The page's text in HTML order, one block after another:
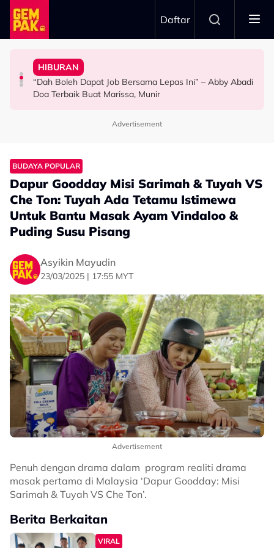
Skip to main content
Daftar
HIBURAN
Bawa Anak Ke Klinik, Syasya Rizal Terkejut Dikenali
Doktor
HIBURAN
“Dah Boleh Dapat Job Bersama Lepas Ini” – Abby Abadi
Doa Terbaik Buat Marissa, Munir
BERITA
Kasihnya Ibu, Ikan Lumba-Lumba Enggan Tinggalkan
Anak Yang Sudah Mati
ANTARABANGSA
Pengantin Penat Sampai Tertidur Atas Pelamin
Advertisement
BUDAYA POPULAR
Dapur Goodday Misi Sarimah & Tuyah VS
Che Ton: Tuyah Ada Tetamu Istimewa
Untuk Bantu Masak Ayam Vindaloo &
Puding Susu Pisang
Asyikin Mayudin
23/03/2025 | 17:55 MYT
Advertisement
Penuh dengan drama dalam program realiti drama
masak pertama di Malaysia ‘Dapur Goodday: Misi
Sarimah & Tuyah VS Che Ton’.
Berita Berkaitan
VIRAL